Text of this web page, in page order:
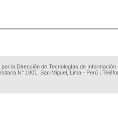
la Dirección de Tecnologías de
N° 1801, San Miguel, Lima - Perú |